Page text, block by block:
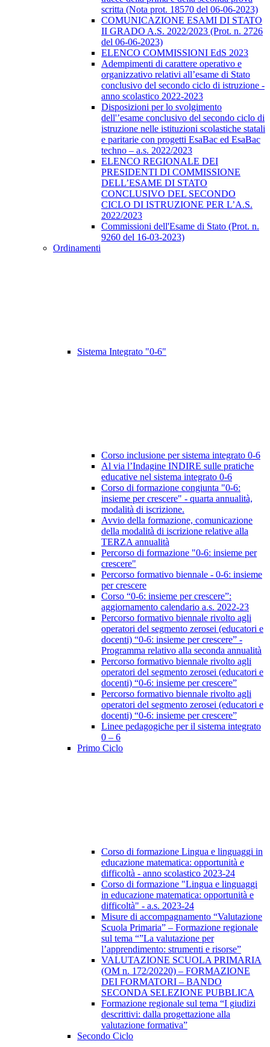
scritta (Nota prot. 18570 del 06-06-2023)
COMUNICAZIONE ESAMI DI STATO
II GRADO A.S. 2022/2023 (Prot. n. 2726
del 06-06-2023)
ELENCO COMMISSIONI EdS 2023
Adempimenti di carattere operativo e
organizzativo relativi all’esame di Stato
conclusivo del secondo ciclo di istruzione -
anno scolastico 2022-2023
Disposizioni per lo svolgimento
dell'’esame conclusivo del secondo ciclo di
istruzione nelle istituzioni scolastiche statali
e paritarie con progetti EsaBac ed EsaBac
techno – a.s. 2022/2023
ELENCO REGIONALE DEI
PRESIDENTI DI COMMISSIONE
DELL’ESAME DI STATO
CONCLUSIVO DEL SECONDO
CICLO DI ISTRUZIONE PER L’A.S.
2022/2023
Commissioni dell'Esame di Stato (Prot. n.
9260 del 16-03-2023)
Ordinamenti
Sistema Integrato "0-6"
Corso inclusione per sistema integrato 0-6
Al via l’Indagine INDIRE sulle pratiche
educative nel sistema integrato 0-6
Corso di formazione congiunta "0-6:
insieme per crescere" - quarta annualità,
modalità di iscrizione.
Avvio della formazione, comunicazione
della modalità di iscrizione relative alla
TERZA annualità
Percorso di formazione "0-6: insieme per
crescere"
Percorso formativo biennale - 0-6: insieme
per crescere
Corso “0-6: insieme per crescere”:
aggiornamento calendario a.s. 2022-23
Percorso formativo biennale rivolto agli
operatori del segmento zerosei (educatori e
docenti) “0-6: insieme per crescere” -
Programma relativo alla seconda annualità
Percorso formativo biennale rivolto agli
operatori del segmento zerosei (educatori e
docenti) “0-6: insieme per crescere”
Percorso formativo biennale rivolto agli
operatori del segmento zerosei (educatori e
docenti) “0-6: insieme per crescere”
Linee pedagogiche per il sistema integrato
0 – 6
Primo Ciclo
Corso di formazione Lingua e linguaggi in
educazione matematica: opportunità e
difficoltà - anno scolastico 2023-24
Corso di formazione "Lingua e linguaggi
in educazione matematica: opportunità e
difficoltà" - a.s. 2023-24
Misure di accompagnamento “Valutazione
Scuola Primaria” – Formazione regionale
sul tema “”La valutazione per
l’apprendimento: strumenti e risorse”
VALUTAZIONE SCUOLA PRIMARIA
(OM n. 172/20220) – FORMAZIONE
DEI FORMATORI – BANDO
SECONDA SELEZIONE PUBBLICA
Formazione regionale sul tema “I giudizi
descrittivi: dalla progettazione alla
valutazione formativa”
Secondo Ciclo